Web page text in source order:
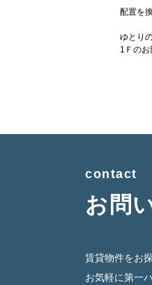
配置を
ゆとり
1Ｆのお
contact
お問
賃貸物件をお
お気軽に第一